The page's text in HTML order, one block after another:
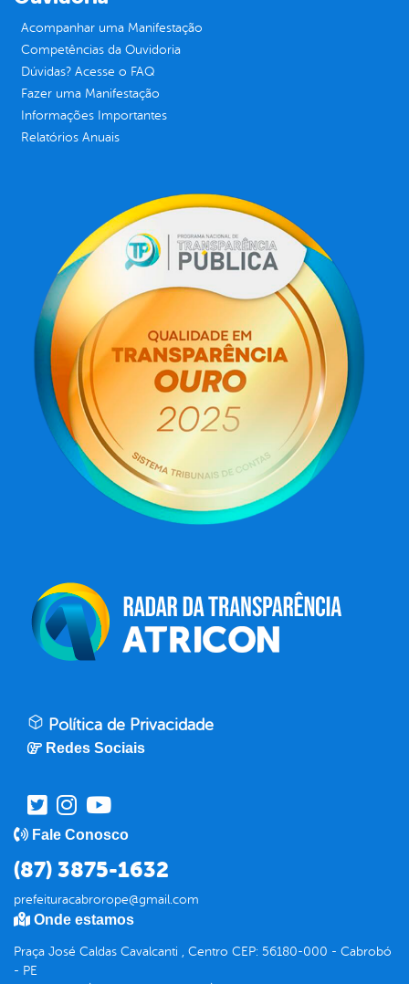
Acompanhar uma Manifestação
Competências da Ouvidoria
Dúvidas? Acesse o FAQ
Fazer uma Manifestação
Informações Importantes
Relatórios Anuais
Política de Privacidade
Redes Sociais
Fale Conosco
(87) 3875-1632
prefeituracabrorope@gmail.com
Onde estamos
Praça José Caldas Cavalcanti , Centro CEP: 56180-000 - Cabrobó
- PE